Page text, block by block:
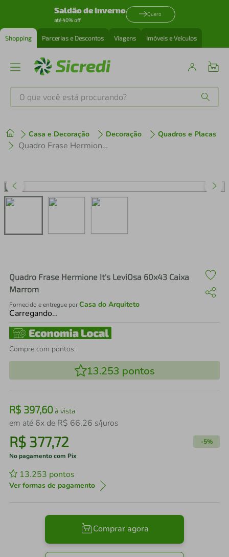
Saldão de inverno
até 40% off
Quero
Shopping Parcerias e Descontos Viagens Imóveis e Veículos
O que você está procurando?
Casa e Decoração Decoração Quadros e Placas
Quadro Frase Hermione It's LeviOsa 60x43 Caixa Marrom
Quadro Frase Hermione It's LeviOsa 60x43 Caixa
Marrom
Fornecido e entregue porCasa do Arquiteto
Carregando…
Compre com pontos:
13.253 pontos
R$ 397,60à vista
em até 6x de R$ 66,26 s/juros
R$ 377,72 -5%
No pagamento com Pix
13.253 pontos
Ver formas de pagamento
Comprar agora
1º tenis
perfume